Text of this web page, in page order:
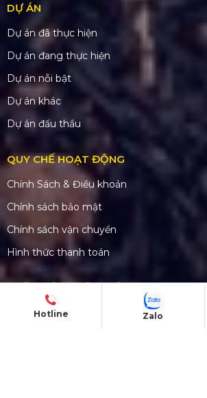
DỰ ÁN
Dự án đã thực hiện
Dự án đang thực hiện
Dự án nỗi bật
Dự án khác
Dự án đấu thầu
QUY CHẾ HOẠT ĐỘNG
Chính Sách & Điều khoản
Chính sách bảo mật
Chính sách vận chuyển
Hình thức thanh toán
Quy định bảo hành
Hotline Zalo